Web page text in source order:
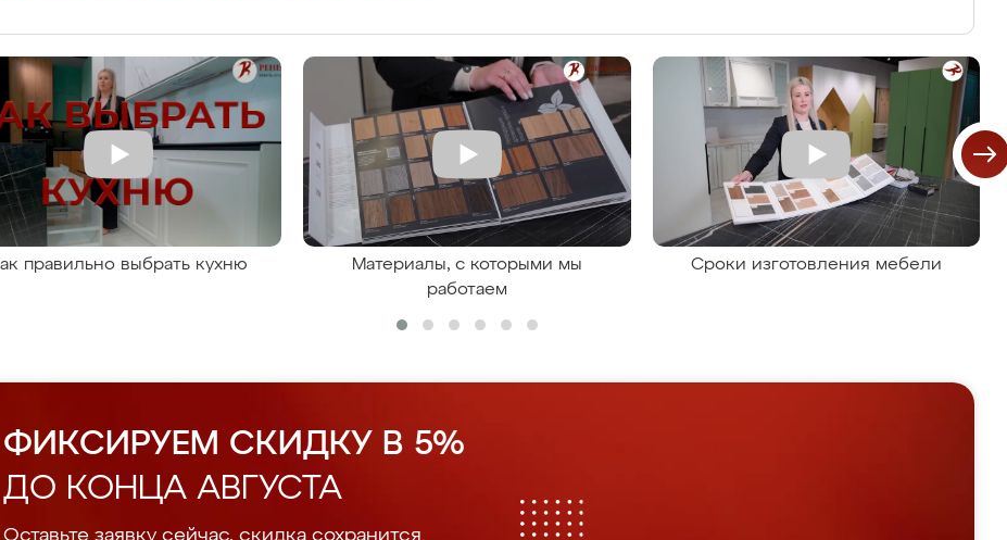
правильно выбрать кухню
Материалы, с которыми мы
работаем
Сроки изготовления мебели
ФИКСИРУЕМ СКИДКУ В 5%
ДО КОНЦА АВГУСТА
Оставьте заявку сейчас, скидка сохранится.